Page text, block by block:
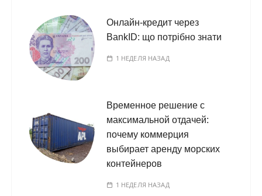
Онлайн-кредит через
BankID: що потрібно знати
1 НЕДЕЛЯ НАЗАД
Временное решение с
максимальной отдачей:
почему коммерция
выбирает аренду морских
контейнеров
1 НЕДЕЛЯ НАЗАД